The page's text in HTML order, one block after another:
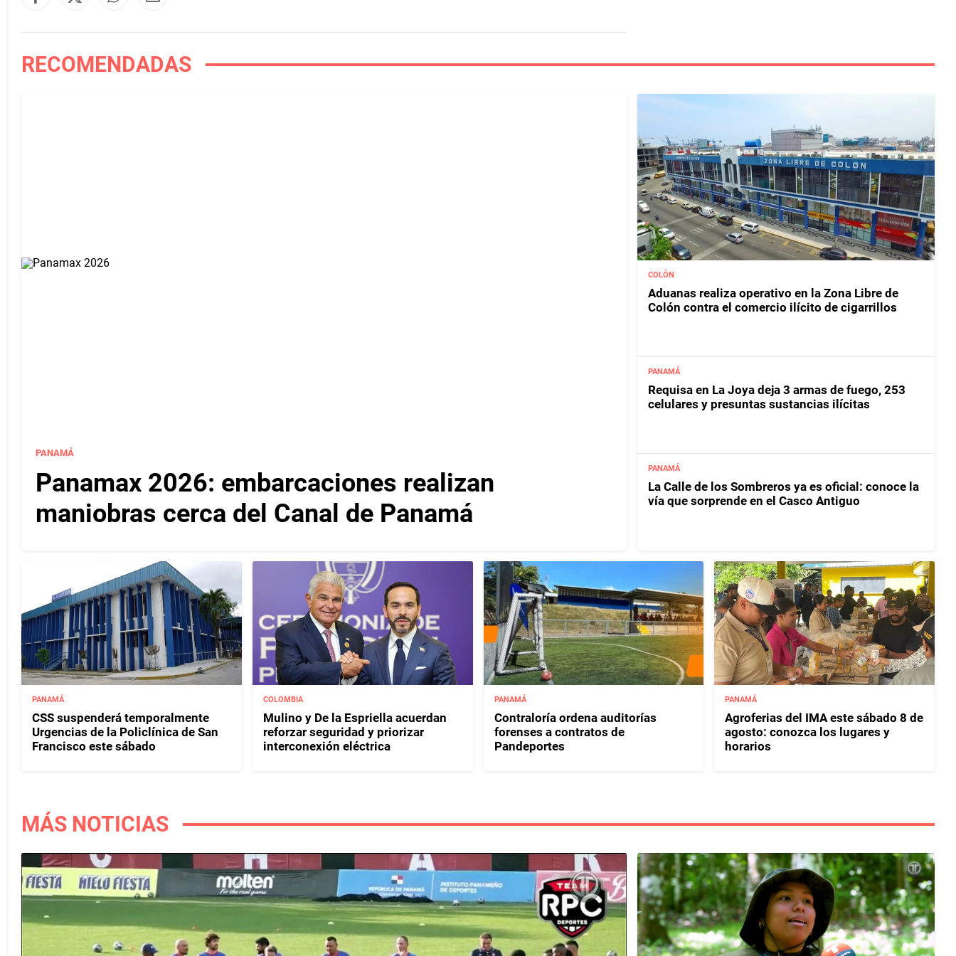
RECOMENDADAS
PANAMÁ
Panamax 2026: embarcaciones realizan
maniobras cerca del Canal de Panamá
COLÓN
Aduanas realiza operativo en la Zona Libre de
Colón contra el comercio ilícito de cigarrillos
PANAMÁ
Requisa en La Joya deja 3 armas de fuego, 253
celulares y presuntas sustancias ilícitas
PANAMÁ
La Calle de los Sombreros ya es oficial: conoce la
vía que sorprende en el Casco Antiguo
PANAMÁ
CSS suspenderá temporalmente
Urgencias de la Policlínica de San
Francisco este sábado
COLOMBIA
Mulino y De la Espriella acuerdan
reforzar seguridad y priorizar
interconexión eléctrica
PANAMÁ
Contraloría ordena auditorías
forenses a contratos de
Pandeportes
PANAMÁ
Agroferias del IMA este sábado 8 de
agosto: conozca los lugares y
horarios
MÁS NOTICIAS